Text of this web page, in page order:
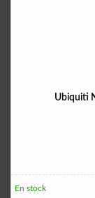
Ubiquiti
En stock